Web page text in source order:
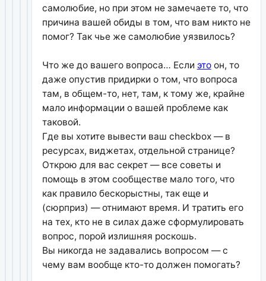
самолюбие, но при этом не замечаете то, что
причина вашей обиды в том, что вам никто не
помог? Так чье же самолюбие уязвилось?
Что же до вашего вопроса… Если этоон, то
даже опустив придирки о том, что вопроса
там, в общем-то, нет, там, к тому же, крайне
мало информации о вашей проблеме как
таковой.
Где вы хотите вывести ваш checkbox — в
ресурсах, виджетах, отдельной странице?
Открою для вас секрет — все советы и
помощь в этом сообществе мало того, что
как правило бескорыстны, так еще и
(сюрприз) — отнимают время. И тратить его
на тех, кто не в силах даже сформулировать
вопрос, порой излишняя роскошь.
Вы никогда не задавались вопросом — с
чему вам вообще кто-то должен помогать?